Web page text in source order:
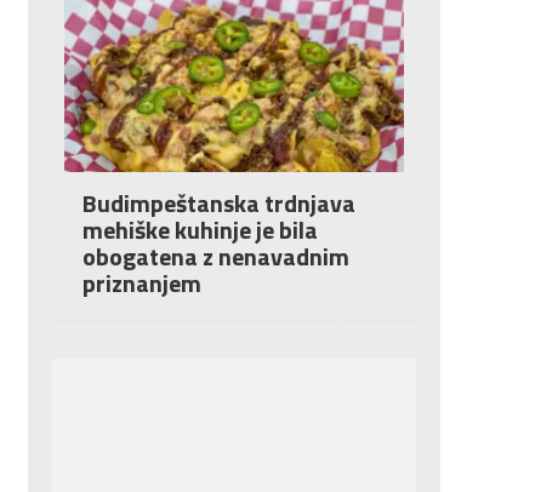
Budimpeštanska trdnjava
mehiške kuhinje je bila
obogatena z nenavadnim
priznanjem